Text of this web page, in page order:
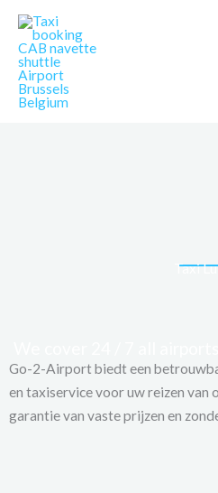
Skip
content
Taxi
Go-2-Airport biedt een
en taxiservice voor uw reizen van
garantie van vaste prijzen en